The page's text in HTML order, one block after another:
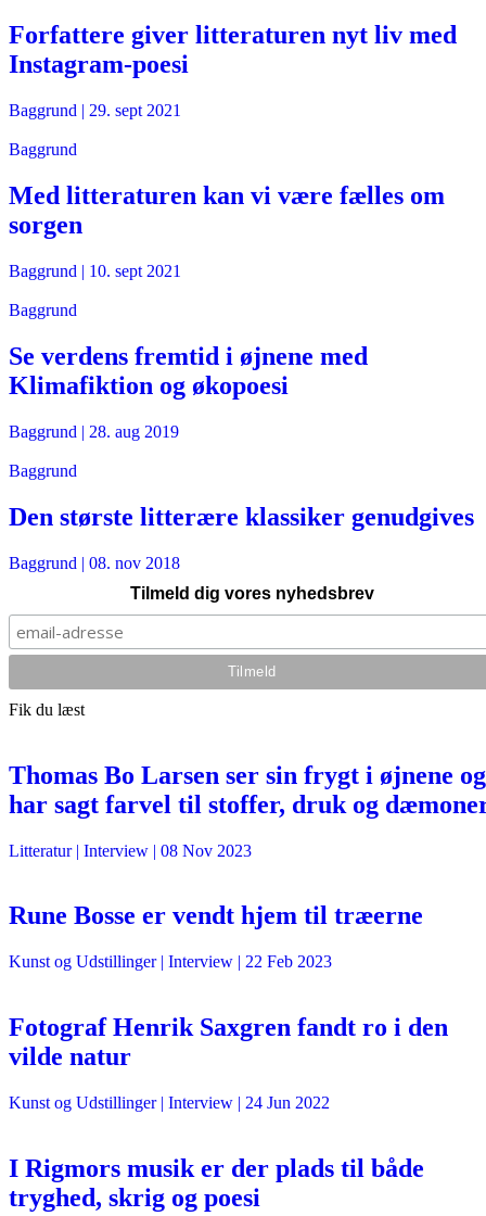
Forfattere giver litteraturen nyt liv med
Instagram-poesi
Baggrund | 29. sept 2021
Baggrund
Med litteraturen kan vi være fælles om
sorgen
Baggrund | 10. sept 2021
Baggrund
Se verdens fremtid i øjnene med
Klimafiktion og økopoesi
Baggrund | 28. aug 2019
Baggrund
Den største litterære klassiker genudgives
Baggrund | 08. nov 2018
Tilmeld dig vores nyhedsbrev
Fik du læst
Thomas Bo Larsen ser sin frygt i øjnene og
har sagt farvel til stoffer, druk og
Litteratur| Interview | 08 Nov 2023
Rune Bosse er vendt hjem til træerne
Kunst og Udstillinger| Interview | 22 Feb 2023
Fotograf Henrik Saxgren fandt ro i den
vilde natur
Kunst og Udstillinger| Interview | 24 Jun 2022
I Rigmors musik er der plads til både
tryghed, skrig og poesi